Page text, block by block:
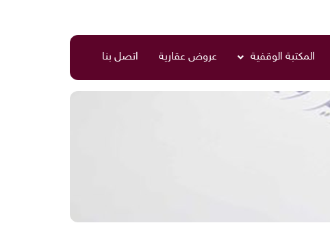
المكتبة الوقفية عروض عقارية اتصل بنا